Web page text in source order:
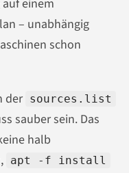
einem
– unabhängig
schon
der sources.list
sauber sein. Das
halb
apt -f install